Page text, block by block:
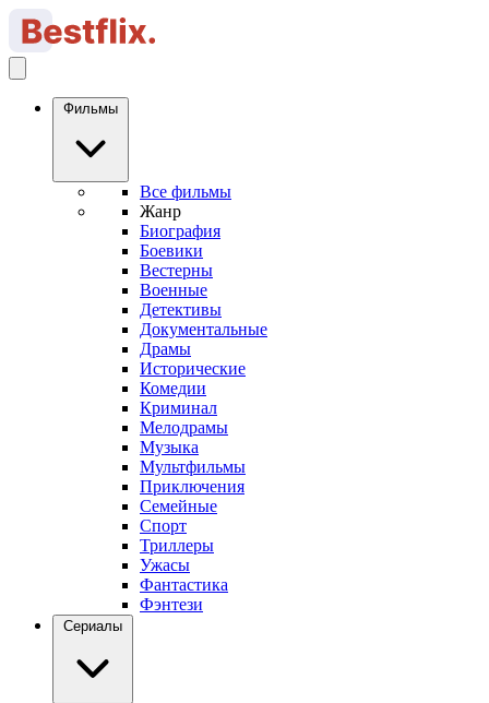
Фильмы
Все фильмы
Жанр
Биография
Боевики
Вестерны
Военные
Детективы
Документальные
Драмы
Исторические
Комедии
Криминал
Мелодрамы
Музыка
Мультфильмы
Приключения
Семейные
Спорт
Триллеры
Ужасы
Фантастика
Фэнтези
Сериалы